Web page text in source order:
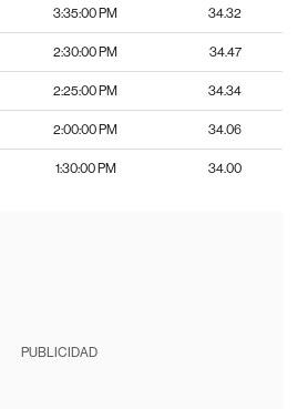
3:35:00 PM 34.32
2:30:00 PM 34.47
2:25:00 PM 34.34
2:00:00 PM 34.06
1:30:00 PM 34.00
PUBLICIDAD